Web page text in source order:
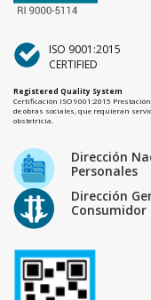
ISO 9001:2015
CERTIFIED
Registered Quality System
Certificación ISO 9001:2015
de obras sociales, que requieran
obstetricia.
Dirección
Personales
Dirección
Consumidor